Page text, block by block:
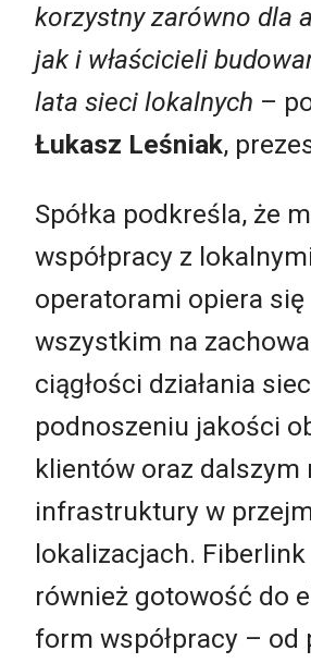
korzystny zarówno dla
jak i właścicieli
lata sieci lokalnych –
Łukasz Leśniak,
Spółka podkreśla, że
współpracy z
operatorami opiera się
wszystkim na
ciągłości działania
podnoszeniu jakości
klientów oraz dalszym
infrastruktury w
lokalizacjach.
również gotowość do
form współpracy – od